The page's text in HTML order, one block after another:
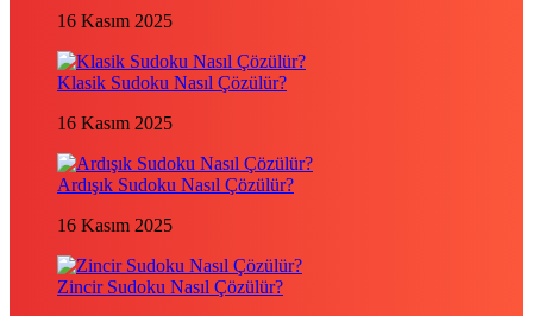
16 Kasım 2025
Klasik Sudoku Nasıl Çözülür?
16 Kasım 2025
Ardışık Sudoku Nasıl Çözülür?
16 Kasım 2025
Zincir Sudoku Nasıl Çözülür?